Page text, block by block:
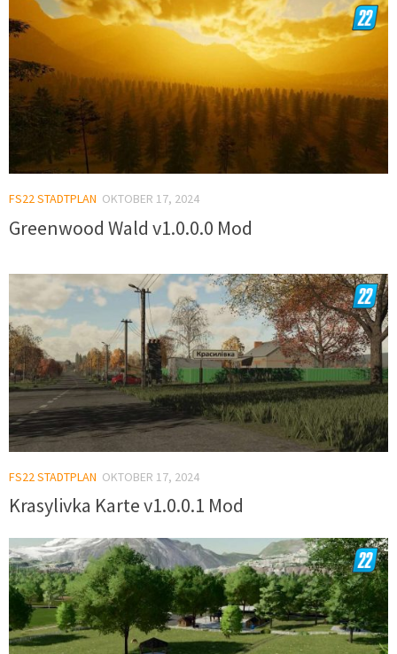
FS22 STADTPLAN OKTOBER 17, 2024
Greenwood Wald v1.0.0.0 Mod
FS22 STADTPLAN OKTOBER 17, 2024
Krasylivka Karte v1.0.0.1 Mod